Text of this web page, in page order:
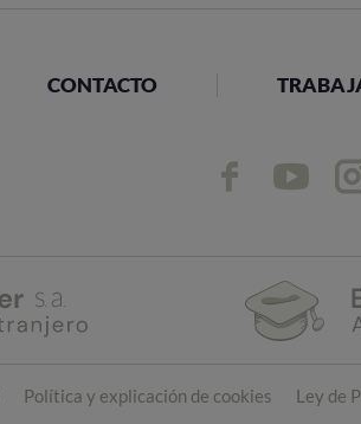
CONTACTO
Política y explicación de cookies Ley de